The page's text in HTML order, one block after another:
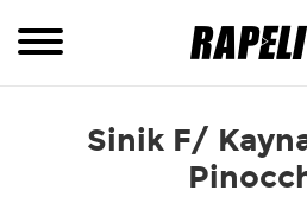
Sinik F/